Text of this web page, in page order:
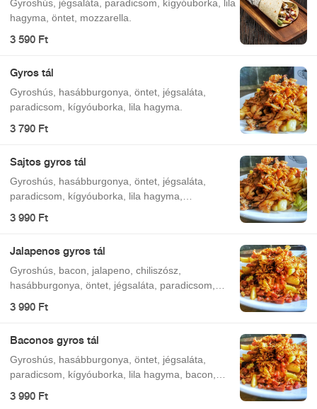
Gyroshús, jégsaláta, paradicsom, kígyóuborka, lila
hagyma, öntet, mozzarella.
3 590 Ft
Gyros tál
Gyroshús, hasábburgonya, öntet, jégsaláta,
paradicsom, kígyóuborka, lila hagyma.
3 790 Ft
Sajtos gyros tál
Gyroshús, hasábburgonya, öntet, jégsaláta,
paradicsom, kígyóuborka, lila hagyma,
3 990 Ft
Jalapenos gyros tál
Gyroshús, bacon, jalapeno, chiliszósz,
hasábburgonya, öntet, jégsaláta, paradicsom,
3 990 Ft
Baconos gyros tál
Gyroshús, hasábburgonya, öntet, jégsaláta,
paradicsom, kígyóuborka, lila hagyma, bacon,
3 990 Ft